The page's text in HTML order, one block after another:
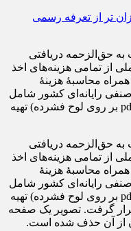
حق‌الزحمه دریافتی
از تمامی هزینه‌های اخذ
محاسبۀ هزینۀ
رایانه‌ای کشور شامل
999 صفحه در قالب الکترونیکی (فایل pdf بر روی لوح فشرده) تهیه
حق‌الزحمه دریافتی
از تمامی هزینه‌های اخذ
محاسبۀ هزینۀ
رایانه‌ای کشور شامل
999 صفحه در قالب الکترونیکی (فایل pdf بر روی لوح فشرده) تهیه
گرفت. تصویر یک صفحه
از آن حذف شده است.